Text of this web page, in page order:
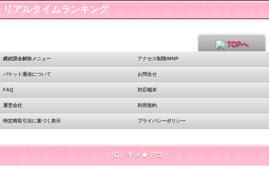
リアルタイムランキング
TOPへ
継続課金解除メニュー アクセス制限/MNP
パケット通信について お問合せ
FAQ 対応端末
運営会社 利用規約
特定商取引法に基づく表示 プライバシーポリシー
（C）キメ★デコ